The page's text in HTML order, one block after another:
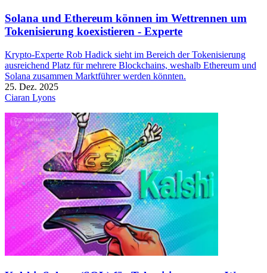
Solana und Ethereum können im Wettrennen um
Tokenisierung koexistieren - Experte
Krypto-Experte Rob Hadick sieht im Bereich der Tokenisierung
ausreichend Platz für mehrere Blockchains, weshalb Ethereum und
Solana zusammen Marktführer werden könnten.
25. Dez. 2025
Ciaran Lyons